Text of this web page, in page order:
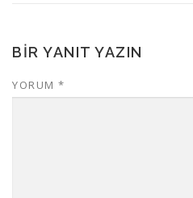
BIR YANIT YAZIN
YORUM *